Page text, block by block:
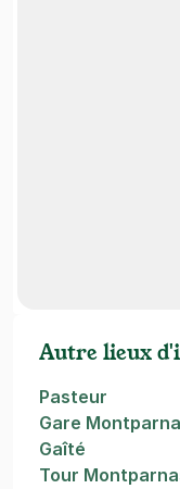
Autre lieux
Pasteur
Gare
Gaîté
Tour